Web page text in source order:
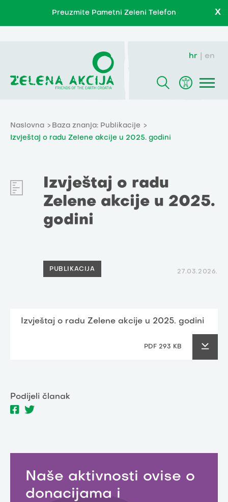
Preuzmite Pametni Zeleni Telefon X
hr en
Naslovna
Baza znanja: Publikacije
Izvještaj o radu Zelene akcije u 2025. godini
Izvještaj o radu
Zelene akcije u 2025.
godini
PUBLIKACIJA 27.03.2026.
Izvještaj o radu Zelene akcije u 2025. godini
PDF 293 KB
Podijeli članak
Naše aktivnosti ovise o
donacijama i